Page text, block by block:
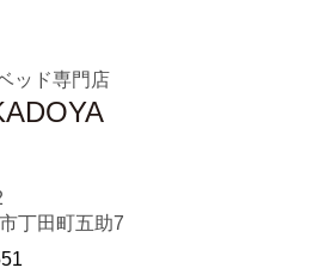
ッド専門店
丁田町五助7